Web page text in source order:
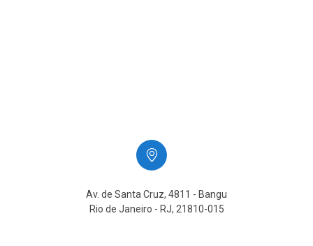
Av. de Santa Cruz, 4811 - Bangu
Rio de Janeiro - RJ, 21810-015